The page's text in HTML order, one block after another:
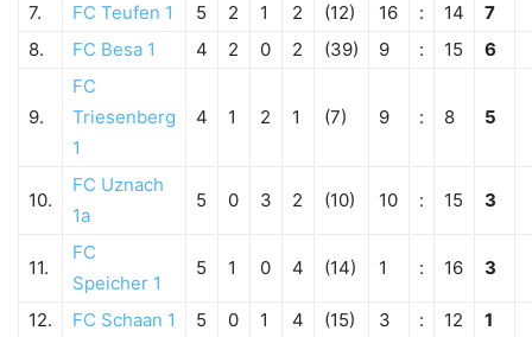
7. FC Teufen 1 5 2 1 2 (12) 16 : 14
7
8.
FC Besa 1 4 2 0 2 (39) 9 : 15 6
9.
FC
Triesenberg
1
4 1 2 1 (7) 9 : 8 5
10.
FC Uznach
1a
5 0 3 2 (10) 10 : 15 3
11.
FC
Speicher 1
5 1 0 4 (14) 1 : 16 3
12. FC Schaan 1 5 0 1 4 (15) 3 : 12 1